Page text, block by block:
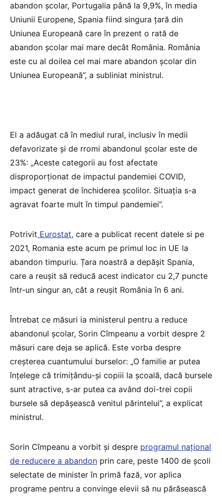
abandon școlar, Portugalia până la 9,9%, în media
Uniunii Europene, Spania fiind singura țară din
Uniunea Europeană care în prezent o rată de
abandon școlar mai mare decât România. România
este cu al doilea cel mai mare abandon școlar din
Uniunea Europeană”, a subliniat ministrul.
El a adăugat că în mediul rural, inclusiv în medii
defavorizate și de rromi abandonul școlar este de
23%: „Aceste categorii au fost afectate
disproporționat de impactul pandemiei COVID,
impact generat de închiderea școlilor. Situația s-a
agravat foarte mult în timpul pandemiei”.
Potrivit Eurostat, care a publicat recent datele si pe
2021, Romania este acum pe primul loc in UE la
abandon timpuriu. Țara noastră a depășit Spania,
care a reușit să reducă acest indicator cu 2,7 puncte
într-un singur an, cât a reușit România în 6 ani.
Întrebat ce măsuri ia ministerul pentru a reduce
abandonul școlar, Sorin Cîmpeanu a vorbit despre 2
măsuri care deja se aplică. Este vorba despre
creșterea cuantumului burselor: „O familie ar putea
înțelege că trimițându-și copiii la școală, dacă bursele
sunt atractive, s-ar putea ca având doi-trei copii
bursele să depășească venitul părintelui”, a explicat
ministrul.
Sorin Cîmpeanu a vorbit și despre programul național
de reducere a abandon prin care, peste 1400 de școli
selectate de minister în primă fază, vor aplica
programe pentru a convinge elevii să nu părăsească